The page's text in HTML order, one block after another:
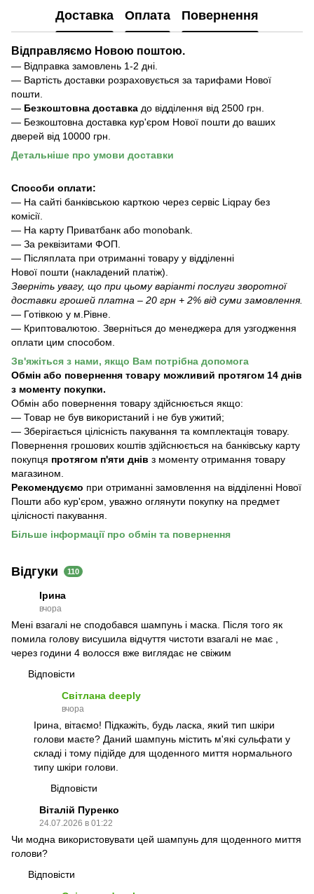
Доставка Оплата Повернення
Відправляємо Новою поштою.
— Відправка замовлень 1-2 дні.
— Вартість доставки розраховується за тарифами Нової
пошти.
— Безкоштовна доставка до відділення від 2500 грн.
— Безкоштовна доставка кур'єром Нової пошти до ваших
дверей від 10000 грн.
Детальніше про умови доставки
Способи оплати:
— На сайті банківською карткою через сервіс Liqpay без
комісії.
— На карту Приватбанк або monobank.
— За реквізитами ФОП.
— Післяплата при отриманні товару у відділенні
Нової пошти (накладений платіж).
Зверніть увагу, що при цьому варіанті послуги зворотної
доставки грошей платна – 20 грн + 2% від суми замовлення.
— Готівкою у м.Рівне.
— Криптовалютою. Зверніться до менеджера для узгодження
оплати цим способом.
Зв'яжіться з нами, якщо Вам потрібна допомога
Обмін або повернення товару можливий протягом 14 днів
з моменту покупки.
Обмiн або повернення товару здійснюється якщо:
— Товар не був використаний і не був ужитий;
— Зберiгається цілісність пакування та комплектація товару.
Повернення грошових коштів здійснюється на банківську карту
покупця протягом п'яти днів з моменту отримання товару
магазином.
Рекомендуємо при отриманні замовлення на відділенні Нової
Пошти або кур'єром, уважно оглянути покупку на предмет
цілісності пакування.
Більше інформації про обмін та повернення
Відгуки 110
Ірина
вчора
Мені взагалі не сподобався шампунь і маска. Після того як
помила голову висушила відчуття чистоти взагалі не має ,
через години 4 волосся вже виглядає не свіжим
Відповісти
Світлана deeply
вчора
Ірина, вітаємо! Підкажіть, будь ласка, який тип шкіри
голови маєте? Даний шампунь містить м'які сульфати у
складі і тому підійде для щоденного миття нормального
типу шкіри голови.
Відповісти
Віталій Пуренко
24.07.2026 в 01:22
Чи модна використовувати цей шампунь для щоденного миття
голови?
Відповісти